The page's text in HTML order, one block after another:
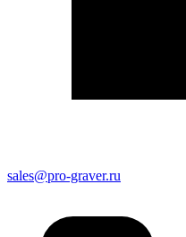
sales@pro-graver.ru